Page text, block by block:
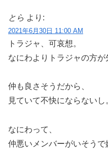
とら より:
2021年6月30日 11:00 AM
トラジャ、可哀想。
なにわよりトラジャの方が
仲も良さそうだから、
見ていて不快にならないし
なにわって、
仲悪いメンバーがいそうで